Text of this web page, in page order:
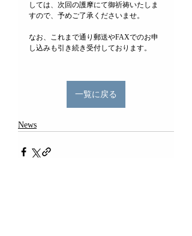
しては、次回の護摩にて御祈祷いたしま
すので、予めご了承くださいませ。
なお、これまで通り郵送やFAXでのお申
し込みも引き続き受付しております。
一覧に戻る
News